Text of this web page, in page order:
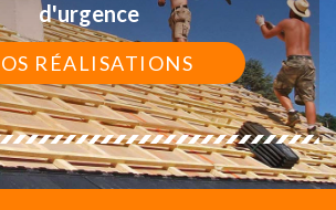
d'urgence
RÉALISATIONS